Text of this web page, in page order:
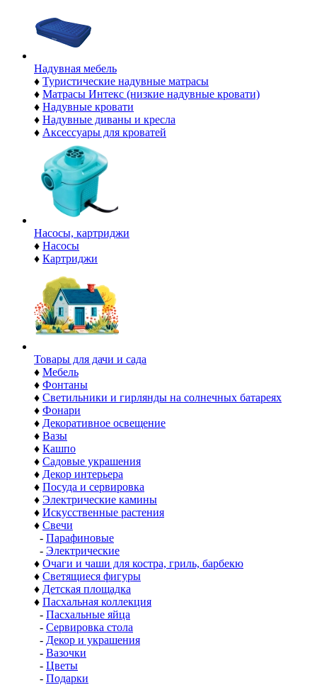
Надувная мебель
♦ Туристические надувные матрасы
♦ Матрасы Интекс (низкие надувные кровати)
♦ Надувные кровати
♦ Надувные диваны и кресла
♦ Аксессуары для кроватей
Насосы, картриджи
♦ Насосы
♦ Картриджи
Товары для дачи и сада
♦ Мебель
♦ Фонтаны
♦ Светильники и гирлянды на солнечных батареях
♦ Фонари
♦ Декоративное освещение
♦ Вазы
♦ Кашпо
♦ Садовые украшения
♦ Декор интерьера
♦ Посуда и сервировка
♦ Электрические камины
♦ Искусственные растения
♦ Свечи
- Парафиновые
- Электрические
♦ Очаги и чаши для костра, гриль, барбекю
♦ Светящиеся фигуры
♦ Детская площадка
♦ Пасхальная коллекция
- Пасхальные яйца
- Сервировка стола
- Декор и украшения
- Вазочки
- Цветы
- Подарки